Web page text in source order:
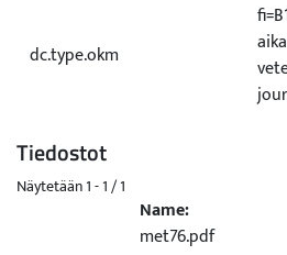
dc.type.okm
Tiedostot
Näytetään1 - 1 / 1
Name:
met76.pdf